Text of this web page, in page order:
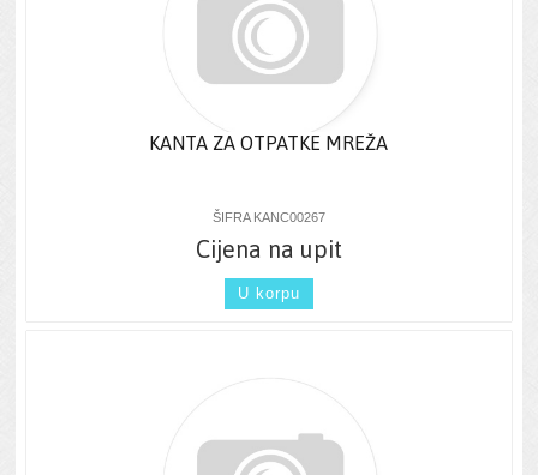
KANTA ZA OTPATKE MREŽA
ŠIFRA KANC00267
Cijena na upit
U korpu